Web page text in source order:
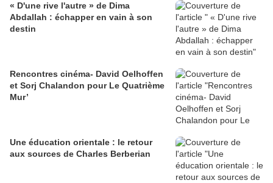
« D'une rive l'autre » de Dima
Abdallah : échapper en vain à son
destin
Rencontres cinéma- David Oelhoffen
et Sorj Chalandon pour Le Quatrième
Mur’
Une éducation orientale : le retour
aux sources de Charles Berberian